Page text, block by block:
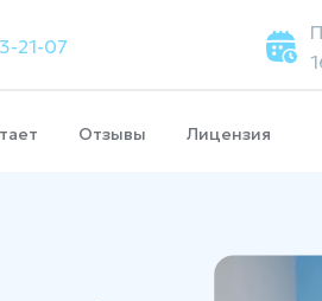
21-07
Отзывы Лицензия